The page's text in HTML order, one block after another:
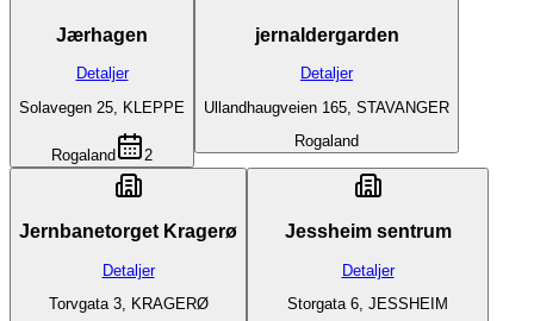
Jærhagen
Detaljer
Solavegen 25, KLEPPE
Rogaland 2
jernaldergarden
Detaljer
Ullandhaugveien 165, STAVANGER
Rogaland
Jernbanetorget Kragerø
Detaljer
Torvgata 3, KRAGERØ
Jessheim sentrum
Detaljer
Storgata 6, JESSHEIM